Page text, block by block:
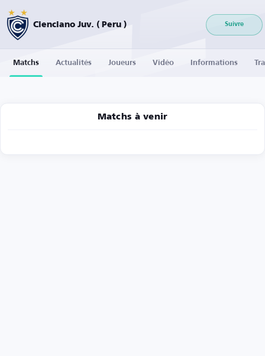
Cienciano Juv. ( Peru ) Suivre
Matchs Actualités Joueurs Vidéo Informations
Matchs à venir